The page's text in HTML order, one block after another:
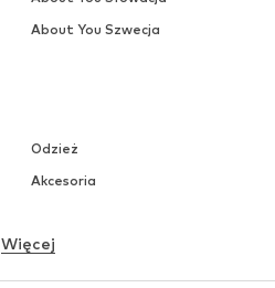
Odzież
Akcesoria
Więcej
About You Szwecja